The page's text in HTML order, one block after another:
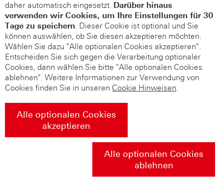
daher automatisch eingesetzt. Darüber hinaus
verwenden wir Cookies, um Ihre Einstellungen für 30
Tage zu speichern. Dieser Cookie ist optional und Sie
können auswählen, ob Sie diesen akzeptieren möchten.
Wählen Sie dazu "Alle optionalen Cookies akzeptieren".
Entscheiden Sie sich gegen die Verarbeitung optionaler
Cookies, dann wählen Sie bitte "Alle optionalen Cookies
ablehnen". Weitere Informationen zur Verwendung von
Cookies finden Sie in unseren Cookie Hinweisen.
Alle optionalen Cookies
akzeptieren
Alle optionalen Cookies
ablehnen